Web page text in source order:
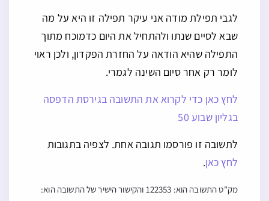
לגבי תפילת מודה אני עיקר תפילה זו היא על מה
שבא לסיים שנתו ולהתחיל את היום כדמוכח מתוך
התפילה שהיא הודאה על החזרת הפקדון, ולכן ראוי
לומר רק אחר סיום השינה לגמרי.
לחץ כאן כדי לקרוא את התשובה בגירסת הדפסה
בגליון שבוע 50
לתשובה זו פורסמו תגובה אחת. לצפיה בתגובות
לחץ כאן.
מק"ט התשובה הוא: 122353 והקישור הישיר של התשובה הוא: